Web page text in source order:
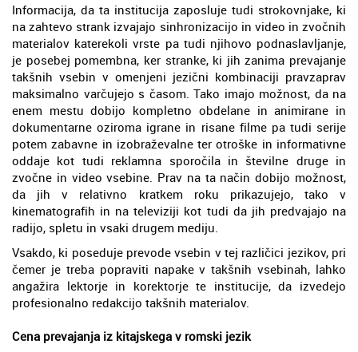
Informacija, da ta institucija zaposluje tudi strokovnjake, ki
na zahtevo strank izvajajo sinhronizacijo in video in zvočnih
materialov katerekoli vrste pa tudi njihovo podnaslavljanje,
je posebej pomembna, ker stranke, ki jih zanima prevajanje
takšnih vsebin v omenjeni jezični kombinaciji pravzaprav
maksimalno varčujejo s časom. Tako imajo možnost, da na
enem mestu dobijo kompletno obdelane in animirane in
dokumentarne oziroma igrane in risane filme pa tudi serije
potem zabavne in izobraževalne ter otroške in informativne
oddaje kot tudi reklamna sporočila in številne druge in
zvočne in video vsebine. Prav na ta način dobijo možnost,
da jih v relativno kratkem roku prikazujejo, tako v
kinematografih in na televiziji kot tudi da jih predvajajo na
radijo, spletu in vsaki drugem mediju.
Vsakdo, ki poseduje prevode vsebin v tej različici jezikov, pri
čemer je treba popraviti napake v takšnih vsebinah, lahko
angažira lektorje in korektorje te institucije, da izvedejo
profesionalno redakcijo takšnih materialov.
Cena prevajanja iz kitajskega v romski jezik